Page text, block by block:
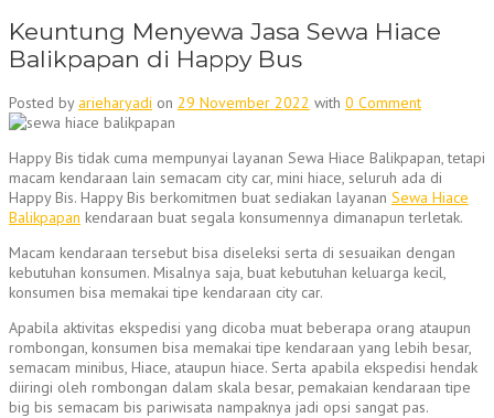
Keuntung Menyewa Jasa Sewa Hiace
Balikpapan di Happy Bus
Posted by arieharyadi on 29 November 2022 with 0 Comment
Happy Bis tidak cuma mempunyai layanan Sewa Hiace Balikpapan, tetapi
macam kendaraan lain semacam city car, mini hiace, seluruh ada di
Happy Bis. Happy Bis berkomitmen buat sediakan layanan Sewa Hiace
Balikpapan kendaraan buat segala konsumennya dimanapun terletak.
Macam kendaraan tersebut bisa diseleksi serta di sesuaikan dengan
kebutuhan konsumen. Misalnya saja, buat kebutuhan keluarga kecil,
konsumen bisa memakai tipe kendaraan city car.
Apabila aktivitas ekspedisi yang dicoba muat beberapa orang ataupun
rombongan, konsumen bisa memakai tipe kendaraan yang lebih besar,
semacam minibus, Hiace, ataupun hiace. Serta apabila ekspedisi hendak
diiringi oleh rombongan dalam skala besar, pemakaian kendaraan tipe
big bis semacam bis pariwisata nampaknya jadi opsi sangat pas.